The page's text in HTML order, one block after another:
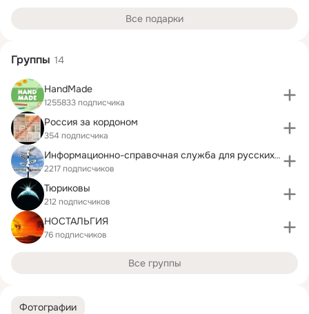
Фотографии
Все подарки
Группы 14
HandMade
1255833 подписчика
Россия за кoрдоном
354 подписчика
Информационно-справочная служба для русских в США
2217 подписчиков
Тюриковы
212 подписчиков
НОСТАЛЬГИЯ
76 подписчиков
Все группы